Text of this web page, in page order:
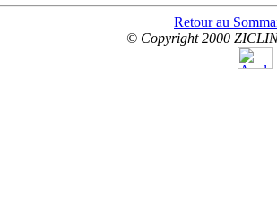
Retour au
© Copyright 2000